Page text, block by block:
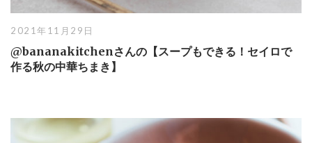
2021年11月29日
@bananakitchenさんの【スープもできる！セイロで
作る秋の中華ちまき】